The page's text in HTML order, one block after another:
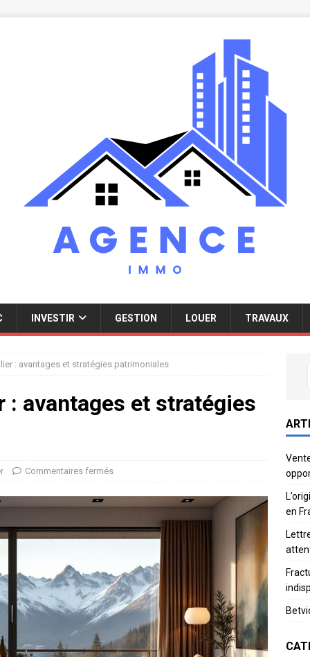
INVESTIR GESTION LOUER TRAVAUX
: avantages et stratégies patrimoniales
: avantages et stratégies
Commentaires fermés
en